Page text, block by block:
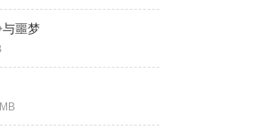
噩梦